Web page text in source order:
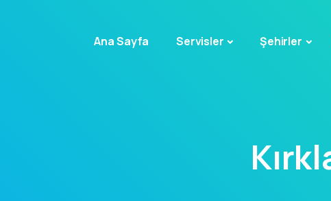
Ana Sayfa Servisler Şehirler